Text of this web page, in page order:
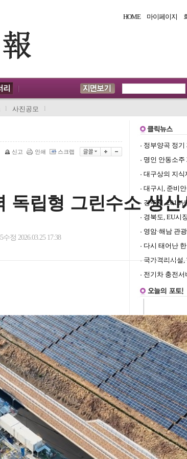
HOME 마이페이지
l 사진공모 l
신고 인쇄 스크랩
독립형 그린수소 생
수정 2026.03.25 17:38
정부양곡 정기
명인 안동소주
대구상의 지식
대구시, 준비
경주시, 2013
경북도, EU시
영암·해남 관
다시 태어난
국가격리시설,
전기차 충전서